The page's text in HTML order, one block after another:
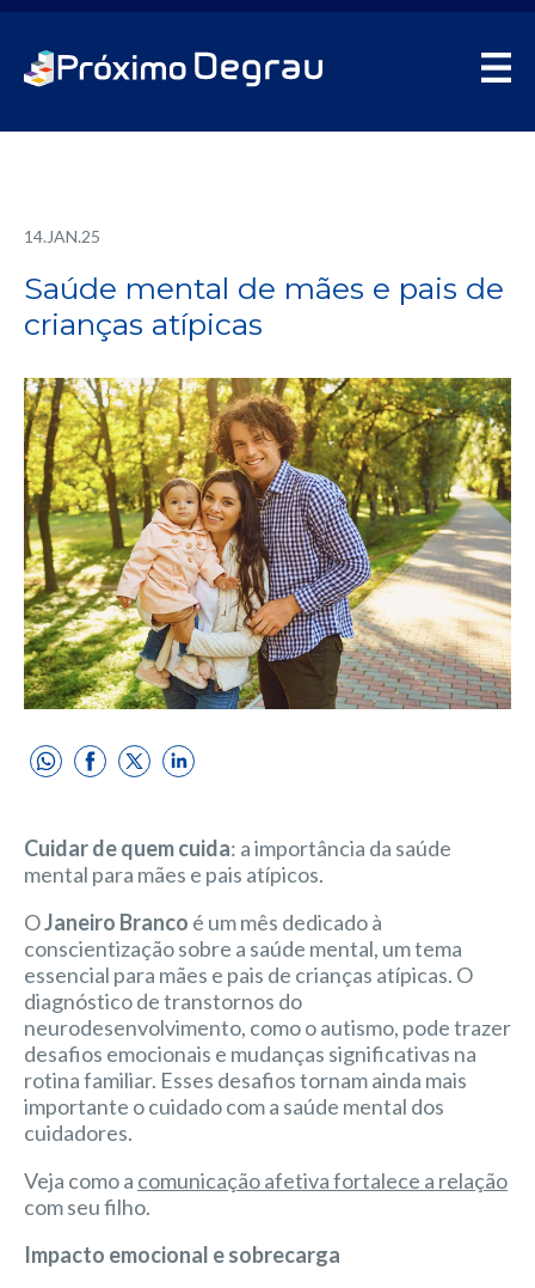
14.JAN.25
Saúde mental de mães e pais de
crianças atípicas
Cuidar de quem cuida: a importância da saúde
mental para mães e pais atípicos.
OJaneiro Branco é um mês dedicado à
conscientização sobre a saúde mental, um tema
essencial para mães e pais de crianças atípicas. O
diagnóstico de transtornos do
neurodesenvolvimento, como o autismo, pode trazer
desafios emocionais e mudanças significativas na
rotina familiar. Esses desafios tornam ainda mais
importante o cuidado com a saúde mental dos
cuidadores.
Veja como a comunicação afetiva fortalece a relação
com seu filho.
Impacto emocional e sobrecarga